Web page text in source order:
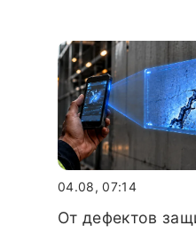
04.08, 07:14
От дефектов